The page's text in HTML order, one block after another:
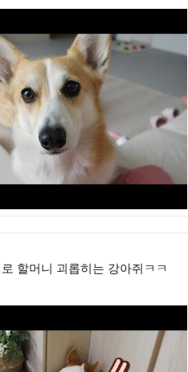
할머니 괴롭히는 강아쥐ㅋㅋ